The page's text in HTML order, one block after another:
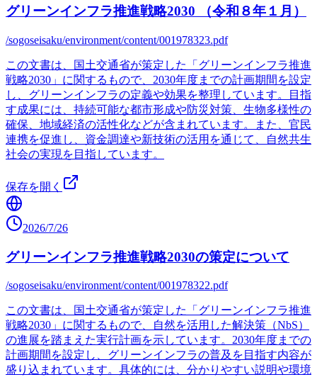
グリーンインフラ推進戦略2030 （令和８年１月）
/sogoseisaku/environment/content/001978323.pdf
この文書は、国土交通省が策定した「グリーンインフラ推進
戦略2030」に関するもので、2030年度までの計画期間を設定
し、グリーンインフラの定義や効果を整理しています。目指
す成果には、持続可能な都市形成や防災対策、生物多様性の
確保、地域経済の活性化などが含まれています。また、官民
連携を促進し、資金調達や新技術の活用を通じて、自然共生
社会の実現を目指しています。
保存を開く
2026/7/26
グリーンインフラ推進戦略2030の策定について
/sogoseisaku/environment/content/001978322.pdf
この文書は、国土交通省が策定した「グリーンインフラ推進
戦略2030」に関するもので、自然を活用した解決策（NbS）
の進展を踏まえた実行計画を示しています。2030年度までの
計画期間を設定し、グリーンインフラの普及を目指す内容が
盛り込まれています。具体的には、分かりやすい説明や環境